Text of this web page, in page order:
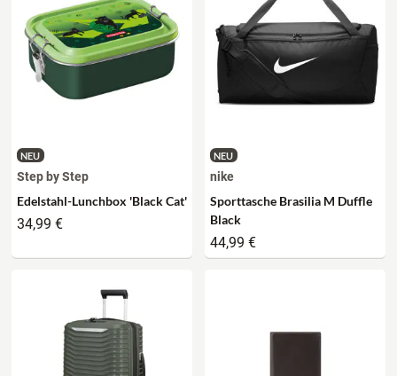
NEU
Step by Step
Edelstahl-Lunchbox 'Black Cat'
34,99 €
NEU
nike
Sporttasche Brasilia M Duffle
Black
44,99 €